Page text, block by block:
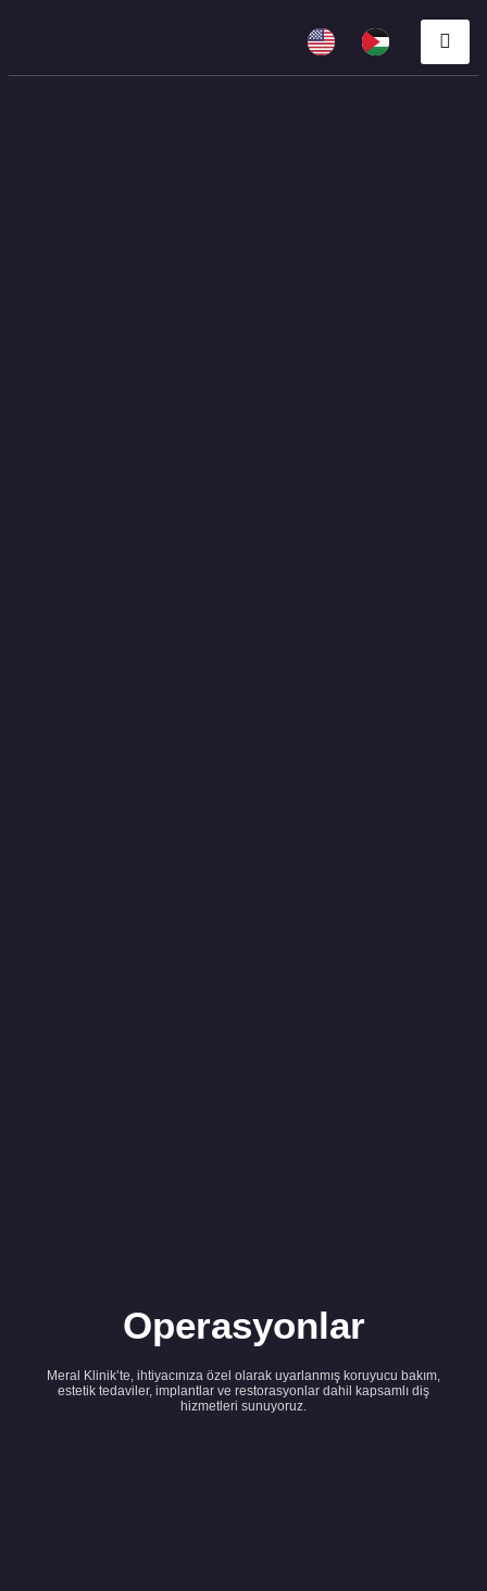
Operasyonlar
Meral Klinik’te, ihtiyacınıza özel olarak uyarlanmış koruyucu bakım,
estetik tedaviler, implantlar ve restorasyonlar dahil kapsamlı diş
hizmetleri sunuyoruz.